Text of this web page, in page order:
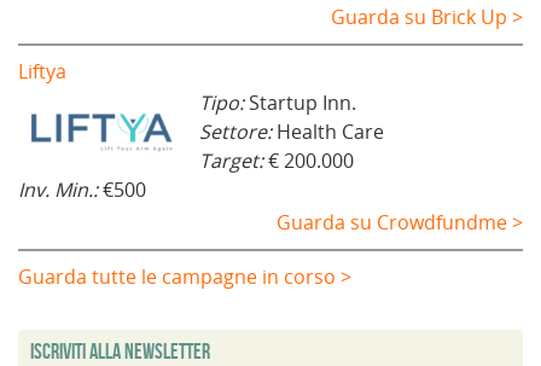
Guarda su Brick Up >
Liftya
Tipo:Startup Inn.
Settore:Health Care
Target:€ 200.000
Inv. Min.:€500
Guarda su Crowdfundme >
Guarda tutte le campagne in corso >
Iscriviti alla Newsletter